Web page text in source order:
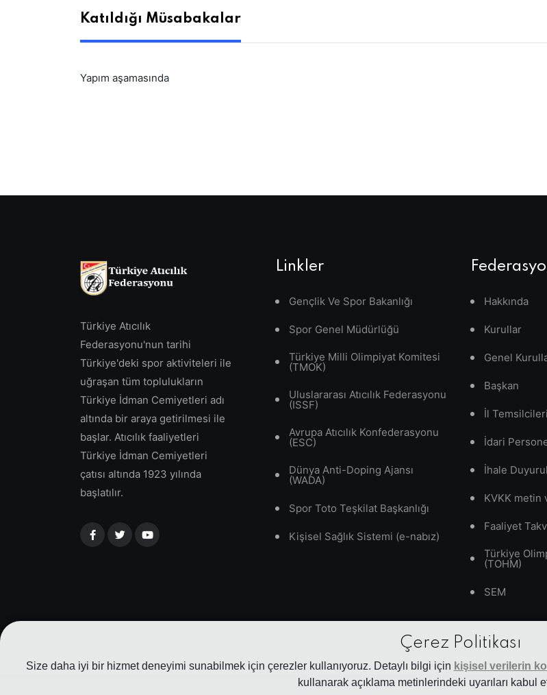
Çerez Politikası
Size daha iyi bir hizmet deneyimi sunabilmek için çerezler kullanıyoruz. Detaylı bilgi için kişisel verilerin
kullanarak açıklama metinlerindeki uyarıları kabul
Katıldığı Müsabakalar
Yapım aşamasında
Türkiye Atıcılık
Federasyonu'nun tarihi
Türkiye'deki spor aktiviteleri ile
uğraşan tüm toplulukların
Türkiye İdman Cemiyetleri adı
altında bir araya getirilmesi ile
başlar. Atıcılık faaliyetleri
Türkiye İdman Cemiyetleri
çatısı altında 1923 yılında
başlatılır.
Linkler
Gençlik Ve Spor Bakanlığı
Spor Genel Müdürlüğü
Türkiye Milli Olimpiyat Komitesi
(TMOK)
Uluslararası Atıcılık Federasyonu
(ISSF)
Avrupa Atıcılık Konfederasyonu
(ESC)
Dünya Anti-Doping Ajansı
(WADA)
Spor Toto Teşkilat Başkanlığı
Kişisel Sağlık Sistemi (e-nabız)
Hakkında
Kurullar
Genel
Başkan
İl Temsilcileri
İdari
İhale
KVKK metin
Faaliyet
Türkiye
(TOHM)
SEM